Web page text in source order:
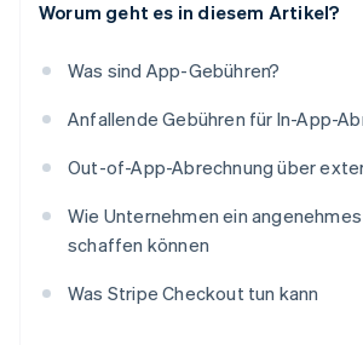
Worum geht es in diesem Artikel?
Was sind App-Gebühren?
Anfallende Gebühren für In-App-
Out-of-App-Abrechnung über
Wie Unternehmen ein
schaffen können
Was Stripe Checkout tun kann